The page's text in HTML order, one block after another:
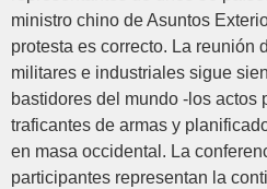
ministro chino de Asuntos
protesta es correcto. La reunión
militares e industriales sigue
bastidores del mundo -los actos
traficantes de armas y
en masa occidental. La
participantes representan la